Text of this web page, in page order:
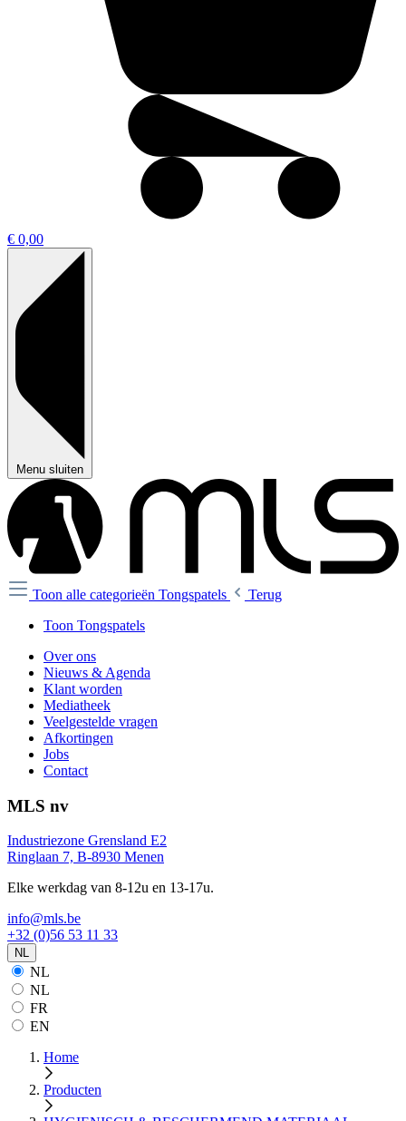
€ 0,00
Menu sluiten
Toon alle categorieën Tongspatels
Terug
Toon Tongspatels
Over ons
Nieuws & Agenda
Klant worden
Mediatheek
Veelgestelde vragen
Afkortingen
Jobs
Contact
MLS nv
Industriezone Grensland E2
Ringlaan 7, B-8930 Menen
Elke werkdag van 8-12u en 13-17u.
info@mls.be
+32 (0)56 53 11 33
NL
NL
NL
FR
EN
Home
Producten